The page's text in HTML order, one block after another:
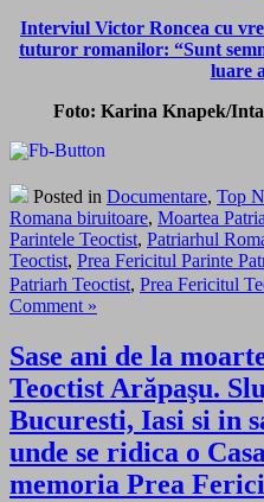
Interviul Victor Roncea cu
tuturor romanilor: “Sunt
luare
Foto: Karina Knapek/
Posted in Documentare, Top
Romana biruitoare, Moartea
Parintele Teoctist, Patriarhul
Teoctist, Prea Fericitul Parinte
Patriarh Teoctist, Prea Fericitul
Comment »
Sase ani de la
Teoctist Arăpaşu.
Bucuresti, Iasi si in
unde se ridica o
memoria Prea